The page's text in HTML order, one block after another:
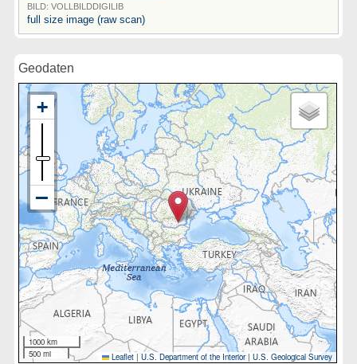
BILD: VOLLBILDDIGILIB
full size image (raw scan)
Geodaten
1000 km
500 mi
Leaflet | U.S. Department of the Interior|U.S. Geological Survey